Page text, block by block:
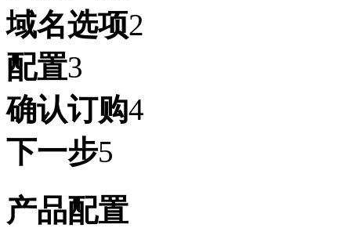
域名选项2
配置3
确认订购4
下一步5
产品配置